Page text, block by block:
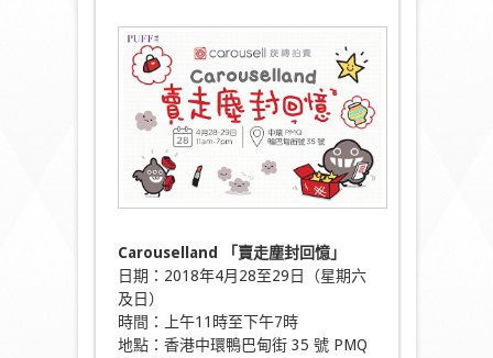
Carouselland 「賣走塵封回憶」
日期：2018年4月28至29日（星期六
及日）
時間：上午11時至下午7時
地點：香港中環鴨巴甸街 35 號 PMQ